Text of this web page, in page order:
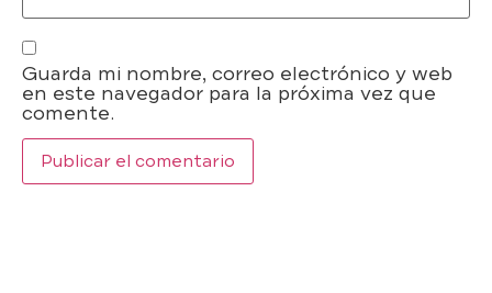
Guarda mi nombre, correo electrónico y web
en este navegador para la próxima vez que
comente.